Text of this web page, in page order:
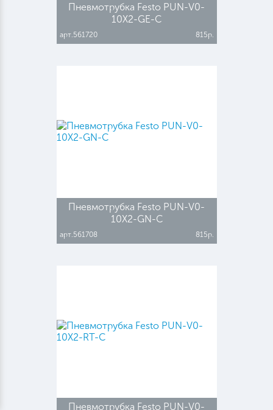
Пневмотрубка Festo PUN-V0-
10X2-GE-C
арт.561720 815р.
Пневмотрубка Festo PUN-V0-
10X2-GN-C
арт.561708 815р.
Пневмотрубка Festo PUN-V0-